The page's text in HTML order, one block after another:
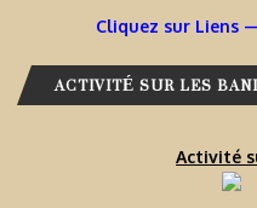
Cliquez sur Liens
ACTIVITÉ SUR LES
Activité